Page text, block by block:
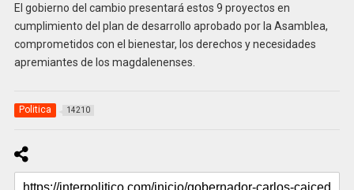
El gobierno del cambio presentará estos 9 proyectos en
cumplimiento del plan de desarrollo aprobado por la Asamblea,
comprometidos con el bienestar, los derechos y necesidades
apremiantes de los magdalenenses.
Politica 14210